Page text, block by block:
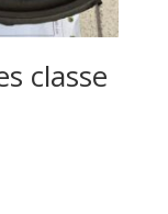
classe